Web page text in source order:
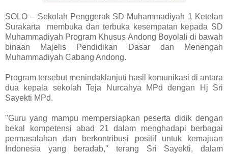
SOLO – Sekolah Penggerak SD Muhammadiyah 1 Ketelan
Surakarta membuka dan terbuka kesempatan kepada SD
Muhammadiyah Program Khusus Andong Boyolali di bawah
binaan Majelis Pendidikan Dasar dan Menengah
Muhammadiyah Cabang Andong.
Program tersebut menindaklanjuti hasil komunikasi di antara
dua kepala sekolah Teja Nurcahya MPd dengan Hj Sri
Sayekti MPd.
"Guru yang mampu mempersiapkan peserta didik dengan
bekal kompetensi abad 21 dalam menghadapi berbagai
permasalahan dan berkontribusi positif untuk kemajuan
Indonesia yang beradab," terang Sri Sayekti, dalam